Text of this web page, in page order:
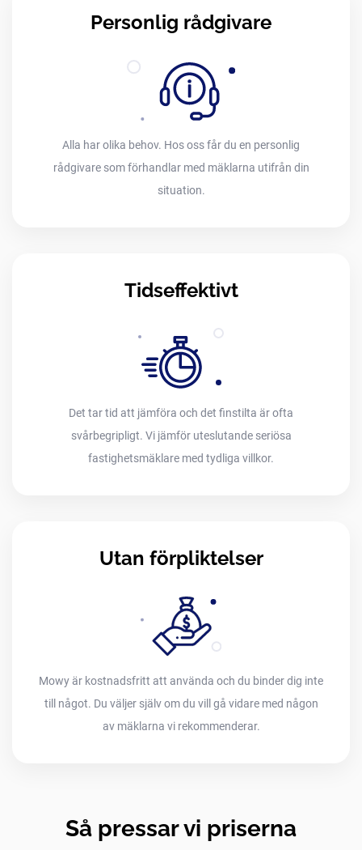
Personlig rådgivare
Alla har olika behov. Hos oss får du en personlig
rådgivare som förhandlar med mäklarna utifrån din
situation.
Tidseffektivt
Det tar tid att jämföra och det finstilta är ofta
svårbegripligt. Vi jämför uteslutande seriösa
fastighetsmäklare med tydliga villkor.
Utan förpliktelser
Mowy är kostnadsfritt att använda och du binder dig inte
till något. Du väljer själv om du vill gå vidare med någon
av mäklarna vi rekommenderar.
Så pressar vi priserna